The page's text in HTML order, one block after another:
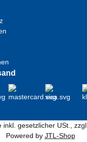
inkl. gesetzlicher USt., zzgl.
Powered by JTL-Shop